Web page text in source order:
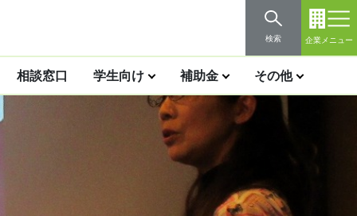
検索 企業メニュー
相談窓口 学生向け 補助金 その他